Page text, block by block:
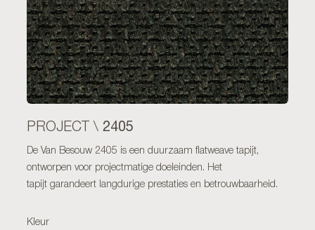
PROJECT \ 2405
De Van Besouw 2405 is een duurzaam flatweave tapijt,
ontworpen voor projectmatige doeleinden. Het
tapijt garandeert langdurige prestaties en betrouwbaarheid.
Kleur